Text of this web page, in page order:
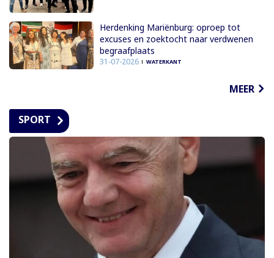
Herdenking Mariënburg: oproep tot
excuses en zoektocht naar verdwenen
begraafplaats
31-07-2026 WATERKANT
MEER
SPORT